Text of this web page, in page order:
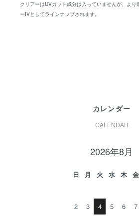
クリアーはUVカット成分は入っていませんが、より
ーIVとしてラインナップされます。
カレンダー
CALENDAR
2026年8月
日 月 火 水 木 金
2
3 4 5 6 7